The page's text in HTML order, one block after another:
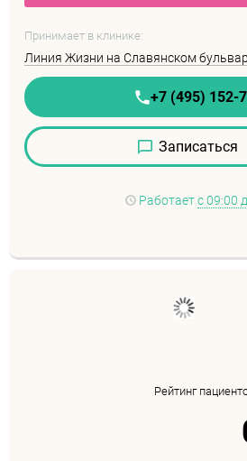
Принимает в клинике:
Линия Жизни на Славянском
+7 (495) 152-
Записаться
Работает с 09:00
Рейтинг